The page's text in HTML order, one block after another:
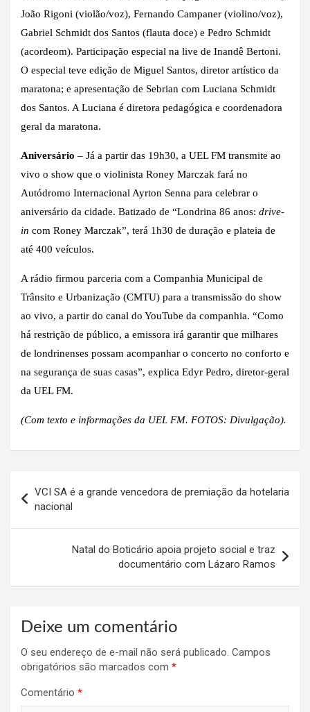
João Rigoni (violão/voz), Fernando Campaner (violino/voz),
Gabriel Schmidt dos Santos (flauta doce) e Pedro Schmidt
(acordeom). Participação especial na live de Inandê Bertoni.
O especial teve edição de Miguel Santos, diretor artístico da
maratona; e apresentação de Sebrian com Luciana Schmidt
dos Santos. A Luciana é diretora pedagógica e coordenadora
geral da maratona.
Aniversário – Já a partir das 19h30, a UEL FM transmite ao
vivo o show que o violinista Roney Marczak fará no
Autódromo Internacional Ayrton Senna para celebrar o
aniversário da cidade. Batizado de “Londrina 86 anos: drive-
in com Roney Marczak”, terá 1h30 de duração e plateia de
até 400 veículos.
A rádio firmou parceria com a Companhia Municipal de
Trânsito e Urbanização (CMTU) para a transmissão do show
ao vivo, a partir do canal do YouTube da companhia. “Como
há restrição de público, a emissora irá garantir que milhares
de londrinenses possam acompanhar o concerto no conforto e
na segurança de suas casas”, explica Edyr Pedro, diretor-geral
da UEL FM.
(Com texto e informações da UEL FM. FOTOS: Divulgação).
de
Post
VCI SA é a grande vencedora de premiação da hotelaria
nacional
Natal do Boticário apoia projeto social e traz
documentário com Lázaro Ramos
Deixe um comentário
O seu endereço de e-mail não será publicado. Campos
obrigatórios são marcados com *
Comentário *